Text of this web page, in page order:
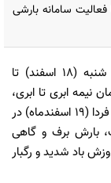
تا چهارشنبه (۲۲ اسفند) با فعالیت سامانه بارشی
به نقل از ایسنا، از امروز شنبه (۱۸ اسفند) تا
نیمه ابری تا ابری،
بعضی ساعت‌ها به ویژه از بعد از ظهر امروز تا صبح فردا (۱۹ اسفندماه) در
بارش برف و گاهی
باد شدید و رگبار